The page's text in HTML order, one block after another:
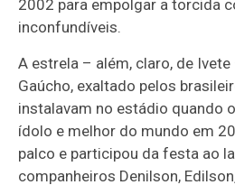
2002 para empolgar a torcida
inconfundíveis.
A estrela – além, claro, de
Gaúcho, exaltado pelos
instalavam no estádio quando
ídolo e melhor do mundo em
palco e participou da festa ao
companheiros Denilson,